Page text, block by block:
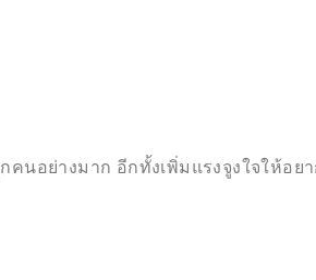
อย่างมาก อีกทั้งเพิ่มแรงจูงใจให้อย